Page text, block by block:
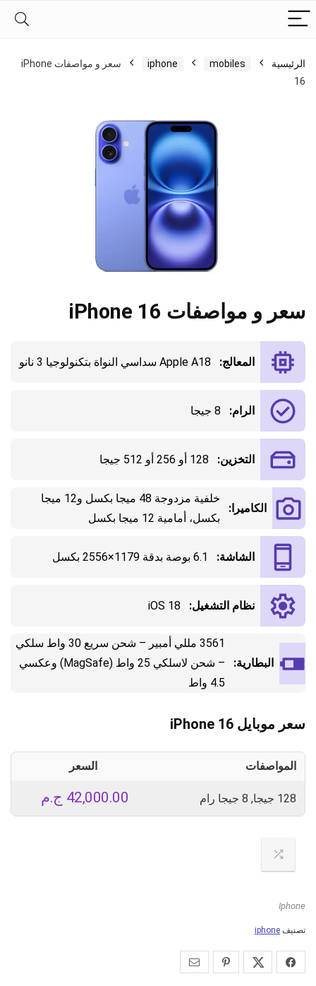
الرئيسية mobiles
iphone
سعر و مواصفات iPhone
16
سعر و مواصفات iPhone 16
المعالج: Apple A18 سداسي النواة بتكنولوجيا 3 نانو
الرام: 8 جيجا
التخزين: 128 أو 256 أو 512 جيجا
الكاميرا:
خلفية مزدوجة 48 ميجا بكسل و12 ميجا
بكسل، أمامية 12 ميجا بكسل
الشاشة: 6.1 بوصة بدقة 1179×2556 بكسل
نظام التشغيل: iOS 18
البطارية:
3561 مللي أمبير – شحن سريع 30 واط سلكي
– شحن لاسلكي 25 واط (MagSafe) وعكسي
4.5 واط
سعر موبايل iPhone 16
المواصفات السعر
128 جيجا, 8 جيجا رام ج.م 42,000.00
Iphone
تصنيف iphone